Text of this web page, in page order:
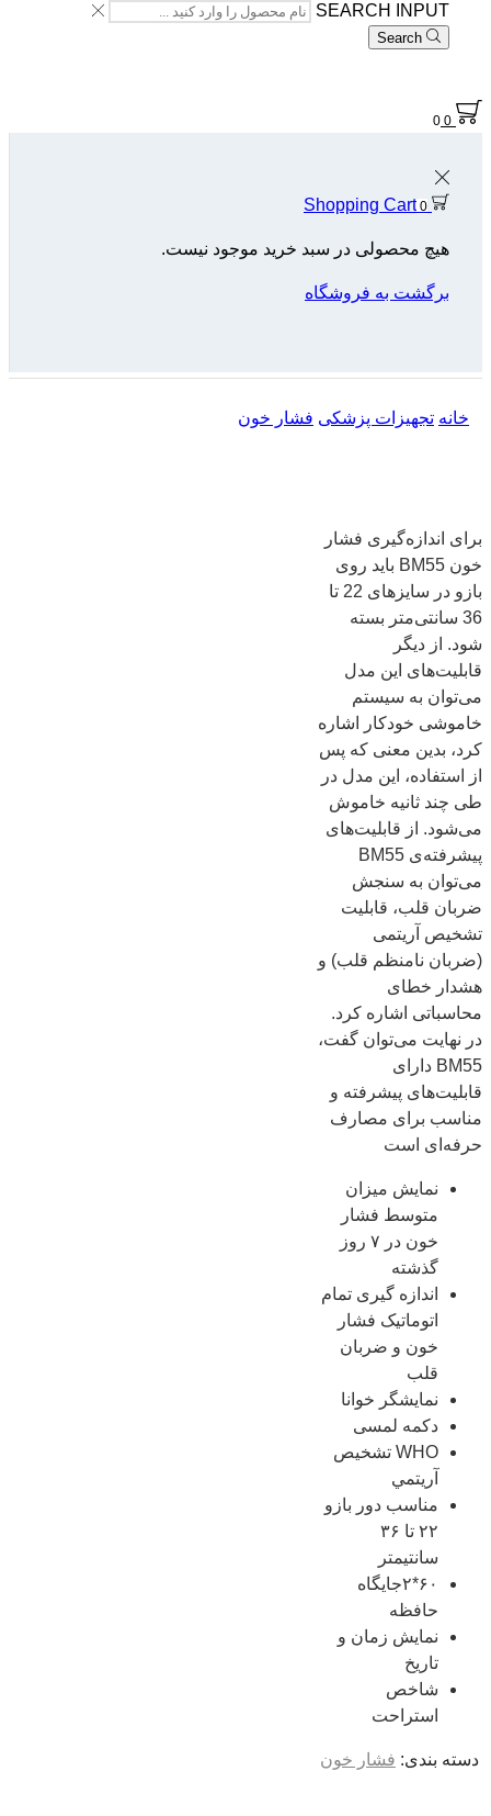
SEARCH INPUT
Search
0
0
0
Shopping Cart
هیچ محصولی در سبد خرید موجود نیست.
برگشت به فروشگاه
خانه تجهیزات پزشکی فشار خون
برای اندازه‌گیری فشار
خون BM55 باید روی
بازو در سایزهای 22 تا
36 سانتی‌متر بسته
شود. از دیگر
قابلیت‌های این مدل
می‌توان به سیستم
خاموشی خودکار اشاره
کرد، بدین معنی که پس
از استفاده، این مدل در
طی چند ثانیه خاموش
می‌شود. از قابلیت‌های
پیشرفته‌ی BM55
می‌توان به سنجش
ضربان قلب، قابلیت
تشخیص آریتمی
(ضربان نامنظم قلب) و
هشدار خطای
محاسباتی اشاره کرد.
در نهایت می‌توان گفت،
BM55 دارای
قابلیت‌های پیشرفته و
مناسب برای مصارف
حرفه‌ای است
نمایش میزان
متوسط فشار
خون در ۷ روز
گذشته
اندازه گیری تمام
اتوماتیک فشار
خون و ضربان
قلب
نمايشگر خوانا
دکمه لمسی
WHO تشخيص
آريتمي
مناسب دور بازو
۲۲ تا ۳۶
سانتیمتر
۶۰*۲جایگاه
حافظه
نمایش زمان و
تاریخ
شاخص
استراحت
دسته بندی: فشار خون